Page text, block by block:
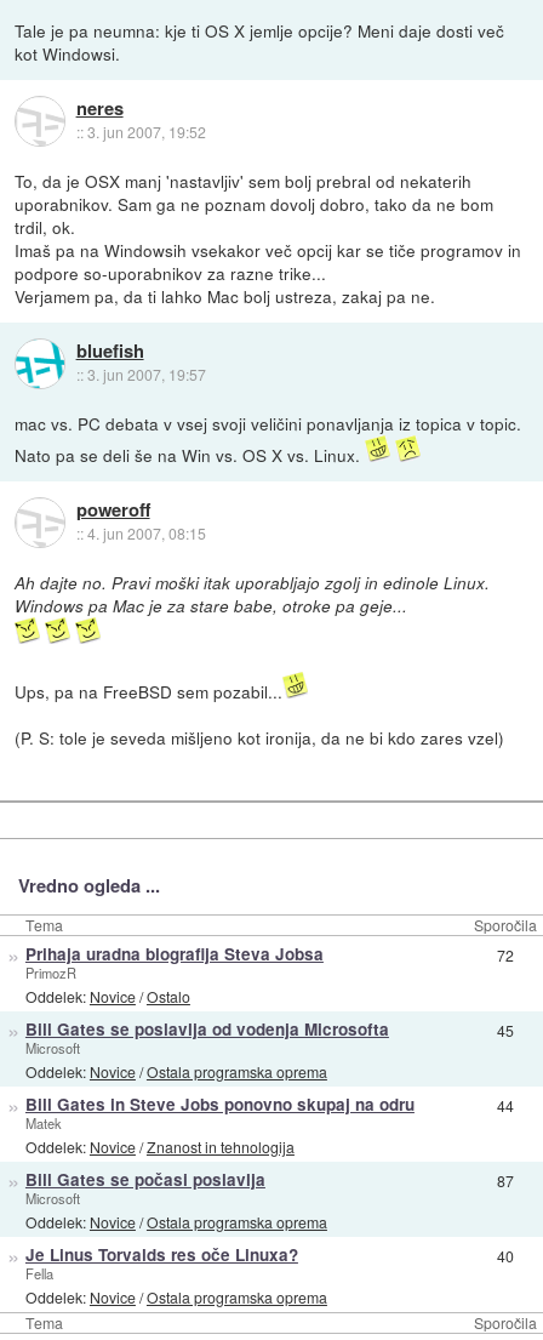
Tale je pa neumna: kje ti OS X jemlje opcije? Meni daje dosti več
kot Windowsi.
neres
::3. jun 2007, 19:52
To, da je OSX manj 'nastavljiv' sem bolj prebral od nekaterih
uporabnikov. Sam ga ne poznam dovolj dobro, tako da ne bom
trdil, ok.
Imaš pa na Windowsih vsekakor več opcij kar se tiče programov in
podpore so-uporabnikov za razne trike...
Verjamem pa, da ti lahko Mac bolj ustreza, zakaj pa ne.
bluefish
::3. jun 2007, 19:57
mac vs. PC debata v vsej svoji veličini ponavljanja iz topica v topic.
Nato pa se deli še na Win vs. OS X vs. Linux.
poweroff
::4. jun 2007, 08:15
Ah dajte no. Pravi moški itak uporabljajo zgolj in edinole Linux.
Windows pa Mac je za stare babe, otroke pa geje...
Ups, pa na FreeBSD sem pozabil...
(P. S: tole je seveda mišljeno kot ironija, da ne bi kdo zares vzel)
Vredno ogleda ...
Tema Sporočila
Tema Sporočila
» Prihaja uradna biografija Steva Jobsa
PrimozR
Oddelek: Novice/Ostalo
72
» Bill Gates se poslavlja od vodenja Microsofta
Microsoft
Oddelek: Novice/Ostala programska oprema
45
» Bill Gates in Steve Jobs ponovno skupaj na odru
Matek
Oddelek: Novice/Znanost in tehnologija
44
» Bill Gates se počasi poslavlja
Microsoft
Oddelek: Novice/Ostala programska oprema
87
» Je Linus Torvalds res oče Linuxa?
Fella
Oddelek: Novice/Ostala programska oprema
40